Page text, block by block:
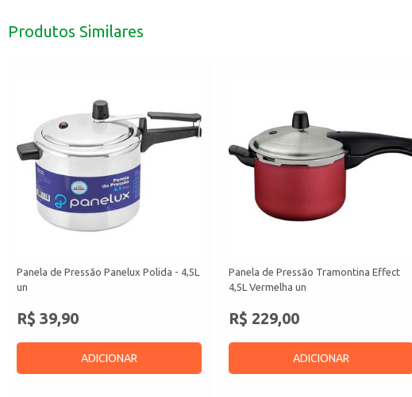
Produtos Similares
Panela de Pressão Panelux Polida - 4,5L
un
R$ 39,90
ADICIONAR
Panela de Pressão Tramontina Effect
4,5L Vermelha un
R$ 229,00
ADICIONAR